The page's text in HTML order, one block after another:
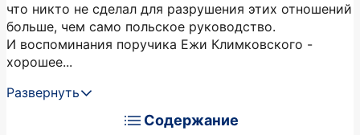
что никто не сделал для разрушения этих отношений
больше, чем само польское руководство.
И воспоминания поручика Ежи Климковского -
хорошее...
Развернуть
Содержание